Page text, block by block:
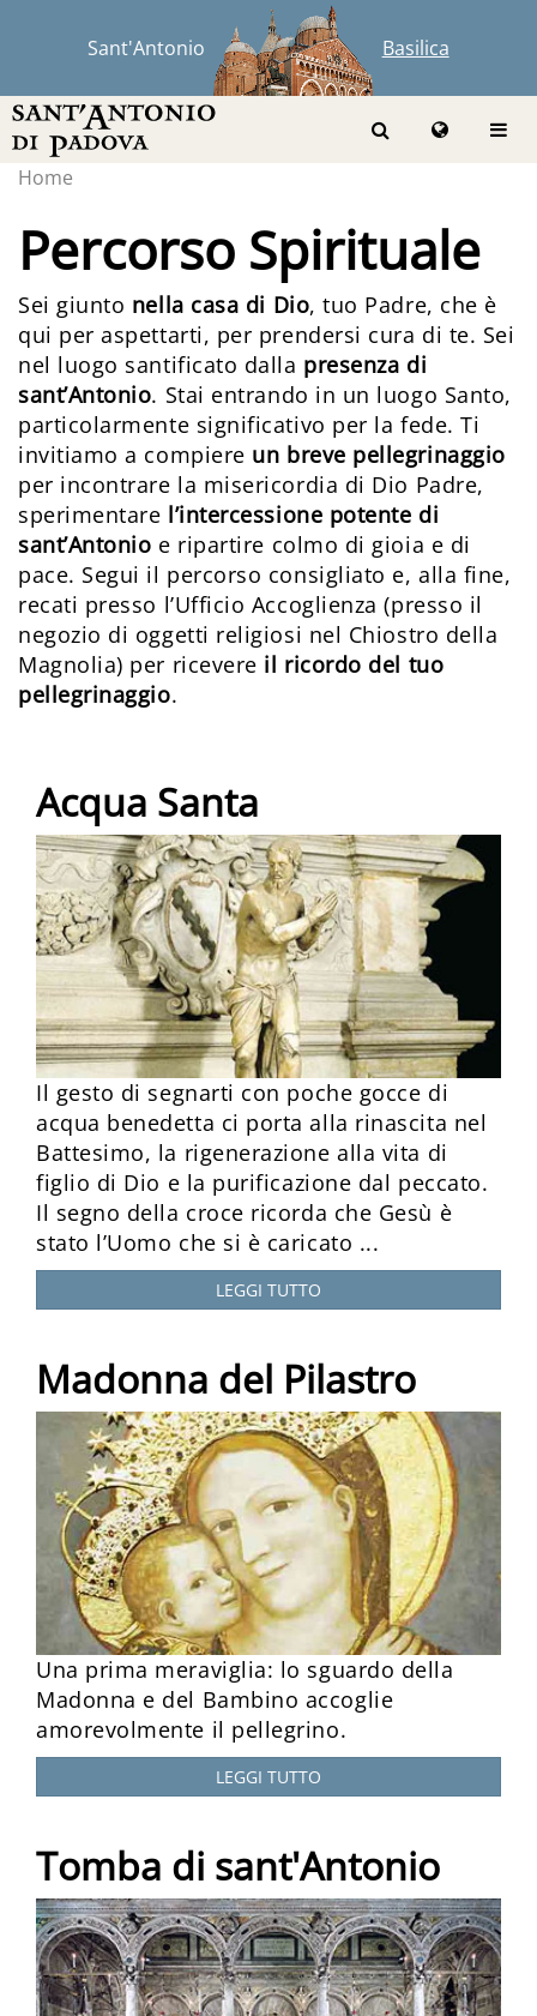
Sant'Antonio Basilica
Home
Percorso Spirituale
Sei giunto nella casa di Dio, tuo Padre, che è
qui per aspettarti, per prendersi cura di te. Sei
nel luogo santificato dalla presenza di
sant’Antonio. Stai entrando in un luogo Santo,
particolarmente significativo per la fede. Ti
invitiamo a compiere un breve pellegrinaggio
per incontrare la misericordia di Dio Padre,
sperimentare l’intercessione potente di
sant’Antonio e ripartire colmo di gioia e di
pace. Segui il percorso consigliato e, alla fine,
recati presso l’Ufficio Accoglienza (presso il
negozio di oggetti religiosi nel Chiostro della
Magnolia) per ricevere il ricordo del tuo
pellegrinaggio.
Acqua Santa
Il gesto di segnarti con poche gocce di
acqua benedetta ci porta alla rinascita nel
Battesimo, la rigenerazione alla vita di
figlio di Dio e la purificazione dal peccato.
Il segno della croce ricorda che Gesù è
stato l’Uomo che si è caricato ...
LEGGI TUTTO
Madonna del Pilastro
Una prima meraviglia: lo sguardo della
Madonna e del Bambino accoglie
amorevolmente il pellegrino.
LEGGI TUTTO
Tomba di sant'Antonio